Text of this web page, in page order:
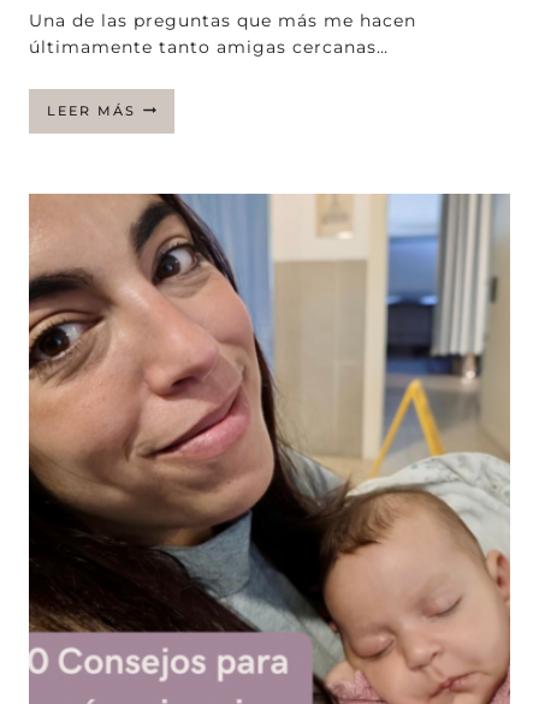
Una de las preguntas que más me hacen
últimamente tanto amigas cercanas…
LEER MÁS ¿CUÁNDO
SUPE
LISTA
PARA
TENER
UN
SEGUNDO
HIJO?